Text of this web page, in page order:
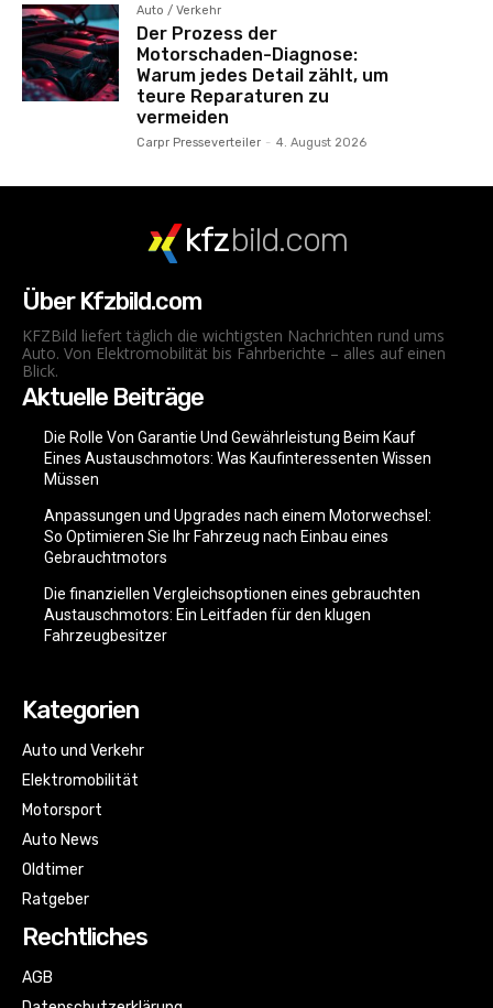
Auto / Verkehr
Der Prozess der
Motorschaden-Diagnose:
Warum jedes Detail zählt, um
teure Reparaturen zu
vermeiden
Carpr Presseverteiler - 4. August 2026
kfzbild.com
Über Kfzbild.com
KFZBild liefert täglich die wichtigsten Nachrichten rund ums
Auto. Von Elektromobilität bis Fahrberichte – alles auf einen
Blick.
Aktuelle Beiträge
Die Rolle Von Garantie Und Gewährleistung Beim Kauf
Eines Austauschmotors: Was Kaufinteressenten Wissen
Müssen
Anpassungen und Upgrades nach einem Motorwechsel:
So Optimieren Sie Ihr Fahrzeug nach Einbau eines
Gebrauchtmotors
Die finanziellen Vergleichsoptionen eines gebrauchten
Austauschmotors: Ein Leitfaden für den klugen
Fahrzeugbesitzer
Kategorien
Auto und Verkehr
Elektromobilität
Motorsport
Auto News
Oldtimer
Ratgeber
Rechtliches
AGB